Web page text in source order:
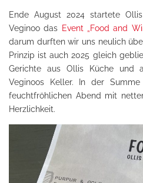
Ende August 2024 startete
Veginoo das Event „Food and
darum durften wir uns neulich
Prinzip ist auch 2025 gleich
Gerichte aus Ollis Küche und
Veginoos Keller. In der
feuchtfröhlichen Abend mit
Herzlichkeit.